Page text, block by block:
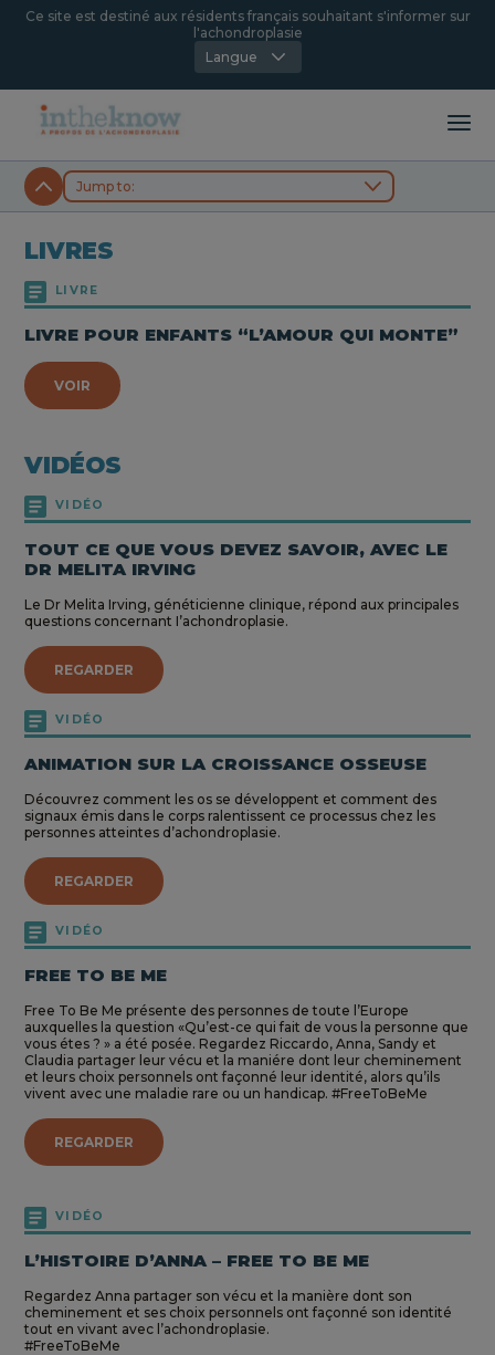
Ce site est destiné aux résidents français souhaitant s'informer sur
l'achondroplasie
Langue
LIVRES
LIVRE
LIVRE POUR ENFANTS “L’AMOUR QUI MONTE”
VOIR
VIDÉOS
VIDÉO
TOUT CE QUE VOUS DEVEZ SAVOIR, AVEC LE
DR MELITA IRVING
Le Dr Melita Irving, généticienne clinique, répond aux principales
questions concernant I’achondroplasie.
REGARDER
VIDÉO
ANIMATION SUR LA CROISSANCE OSSEUSE
Découvrez comment les os se développent et comment des
signaux émis dans le corps ralentissent ce processus chez les
personnes atteintes d’achondroplasie.
REGARDER
VIDÉO
FREE TO BE ME
Free To Be Me présente des personnes de toute l’Europe
auxquelles la question «Qu’est-ce qui fait de vous la personne que
vous étes ? » a été posée. Regardez Riccardo, Anna, Sandy et
Claudia partager leur vécu et la maniére dont leur cheminement
et leurs choix personnels ont façonné leur identité, alors qu’ils
vivent avec une maladie rare ou un handicap. #FreeToBeMe
REGARDER
VIDÉO
L’HISTOIRE D’ANNA – FREE TO BE ME
Regardez Anna partager son vécu et la manière dont son
cheminement et ses choix personnels ont façonné son identité
tout en vivant avec l’achondroplasie.
#FreeToBeMe